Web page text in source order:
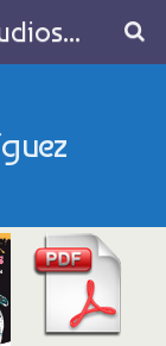
Asociación Cultural Estudios Históricos de Galicia